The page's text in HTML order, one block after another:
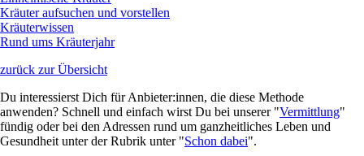
Kräuter aufsuchen und vorstellen
Kräuterwissen
Rund ums Kräuterjahr
zurück zur Übersicht
Du interessierst Dich für Anbieter:innen, die diese Methode
anwenden? Schnell und einfach wirst Du bei unserer "Vermittlung"
fündig oder bei den Adressen rund um ganzheitliches Leben und
Gesundheit unter der Rubrik unter "Schon dabei".